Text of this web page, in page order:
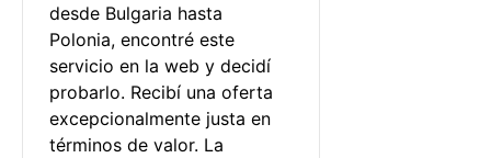
desde Bulgaria hasta
Polonia, encontré este
servicio en la web y decidí
probarlo. Recibí una oferta
excepcionalmente justa en
términos de valor. La